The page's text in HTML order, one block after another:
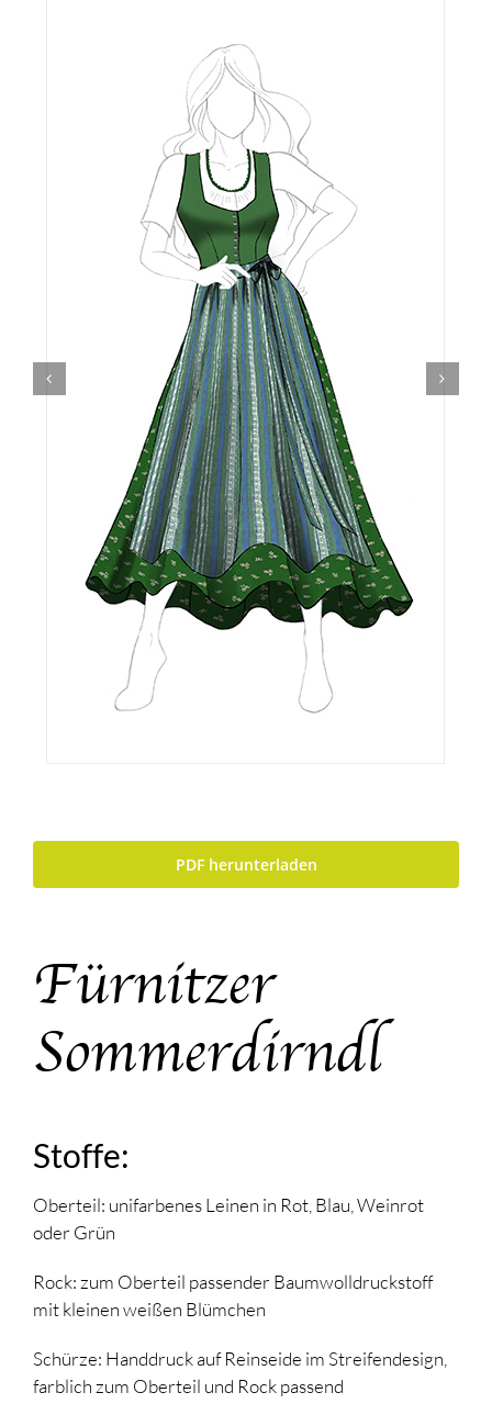
Kärntner Bildungswerk
Warenkorb
PDF herunterladen
Fürnitzer
Sommerdirndl
Stoffe:
Oberteil: unifarbenes Leinen in Rot, Blau, Weinrot
oder Grün
Rock: zum Oberteil passender Baumwolldruckstoff
mit kleinen weißen Blümchen
Schürze: Handdruck auf Reinseide im Streifendesign,
farblich zum Oberteil und Rock passend